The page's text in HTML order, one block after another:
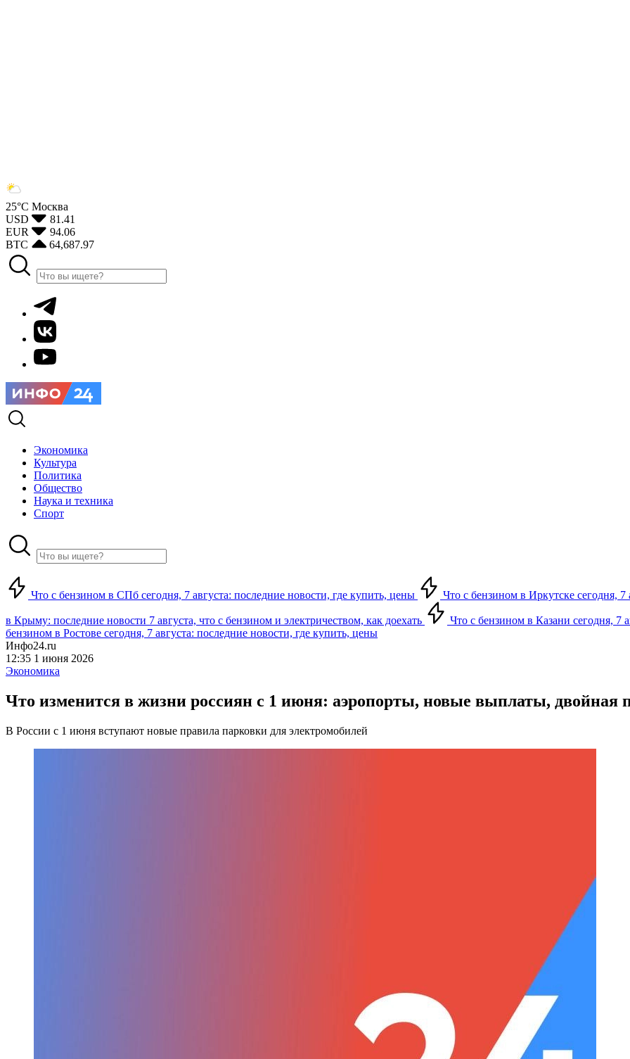
25°С Москва
USD
81.41
EUR
94.06
BTC
64,687.97
Экономика
Культура
Политика
Общество
Наука и техника
Спорт
Что с бензином в СПб сегодня, 7 августа: последние новости, где купить, цены Что с бензином в Иркутске сегодня,
в Крыму: последние новости 7 августа, что с бензином и электричеством, как доехать Что с бензином в Казани сегодня, 7
бензином в Ростове сегодня, 7 августа: последние новости, где купить, цены
Инфо24.ru
12:35 1 июня 2026
Экономика
Что изменится в жизни россиян с 1 июня: аэропорты, новые выплаты, двойная
В России с 1 июня вступают новые правила парковки для электромобилей